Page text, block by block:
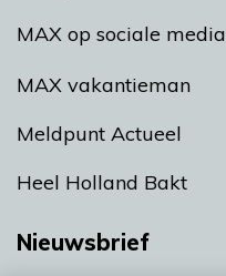
MAX op sociale media
MAX vakantieman
Meldpunt Actueel
Heel Holland Bakt
Nieuwsbrief